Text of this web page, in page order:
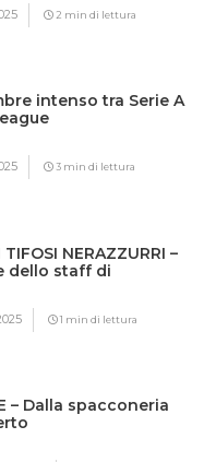
2 min di lettura
intenso tra Serie A
3 min di lettura
NERAZZURRI –
dello staff di
1 min di lettura
– Dalla spacconeria